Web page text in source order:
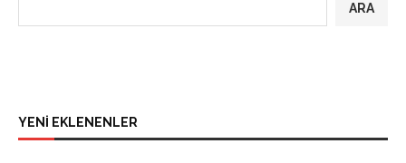
ARA
YENİ EKLENENLER